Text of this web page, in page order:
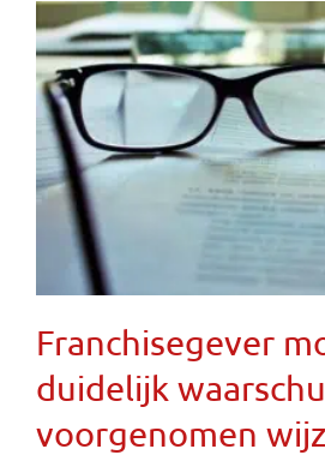
Franchisegever
duidelijk
voorgenomen